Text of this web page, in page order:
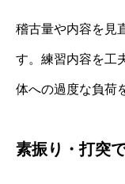
稽古量や内容を見
す。練習内容を工
体への過度な負荷
素振り・打突